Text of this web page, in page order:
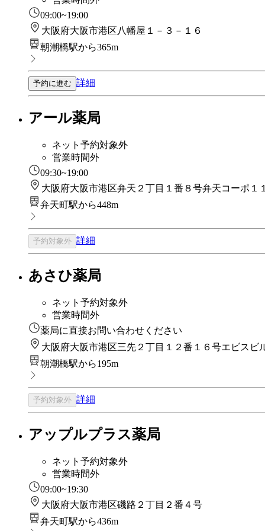
09:00~19:00
大阪府大阪市港区八幡屋１－３－１６
朝潮橋駅から365m
予約に進む 詳細
アール薬局
ネット予約対象外
営業時間外
09:30~19:00
大阪府大阪市港区弁天２丁目１番８号弁天コーポ１
弁天町駅から448m
予約対象外 詳細
あさひ薬局
ネット予約対象外
営業時間外
薬局に直接お問い合わせください
大阪府大阪市港区三先２丁目１２番１６号エビスビ
朝潮橋駅から195m
予約対象外 詳細
アップルプラス薬局
ネット予約対象外
営業時間外
09:00~19:30
大阪府大阪市港区磯路２丁目２番４号
弁天町駅から436m